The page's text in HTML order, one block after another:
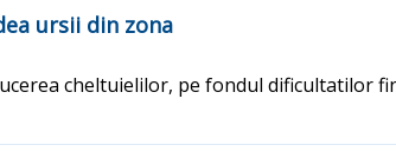
ursii din zona
cheltuielilor, pe fondul dificultatilor